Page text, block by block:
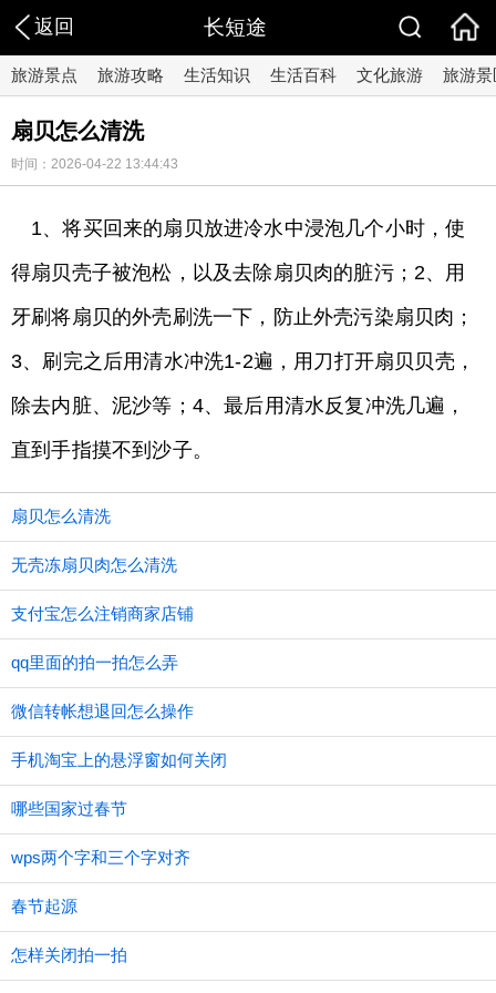
返回 长短途
旅游景点 旅游攻略 生活知识 生活百科 文化旅游 旅游景
扇贝怎么清洗
时间：2026-04-22 13:44:43
1、将买回来的扇贝放进冷水中浸泡几个小时，使
得扇贝壳子被泡松，以及去除扇贝肉的脏污；2、用
牙刷将扇贝的外壳刷洗一下，防止外壳污染扇贝肉；
3、刷完之后用清水冲洗1-2遍，用刀打开扇贝贝壳，
除去内脏、泥沙等；4、最后用清水反复冲洗几遍，
直到手指摸不到沙子。
扇贝怎么清洗
无壳冻扇贝肉怎么清洗
支付宝怎么注销商家店铺
qq里面的拍一拍怎么弄
微信转帐想退回怎么操作
手机淘宝上的悬浮窗如何关闭
哪些国家过春节
wps两个字和三个字对齐
春节起源
怎样关闭拍一拍